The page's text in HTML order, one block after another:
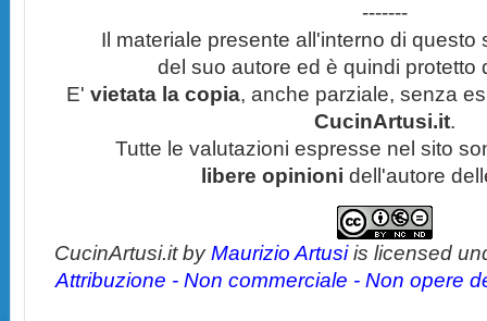
-------
Il materiale presente all'interno di questo
del suo autore ed è quindi protetto
E' vietata la copia, anche parziale, senza
CucinArtusi.it.
Tutte le valutazioni espresse nel sito
libere opinioni dell'autore
CucinArtusi.itbyMaurizio Artusiis licensed
Attribuzione - Non commerciale - Non opere